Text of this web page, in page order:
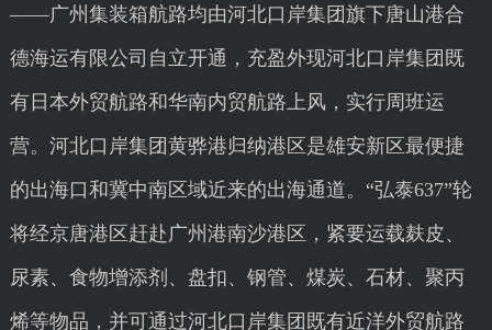
——广州集装箱航路均由河北口岸集团旗下唐山港合
德海运有限公司自立开通，充盈外现河北口岸集团既
有日本外贸航路和华南内贸航路上风，实行周班运
营。河北口岸集团黄骅港归纳港区是雄安新区最便捷
的出海口和冀中南区域近来的出海通道。“弘泰637”轮
将经京唐港区赶赴广州港南沙港区，紧要运载麸皮、
尿素、食物增添剂、盘扣、钢管、煤炭、石材、聚丙
烯等物品，并可通过河北口岸集团既有近洋外贸航路